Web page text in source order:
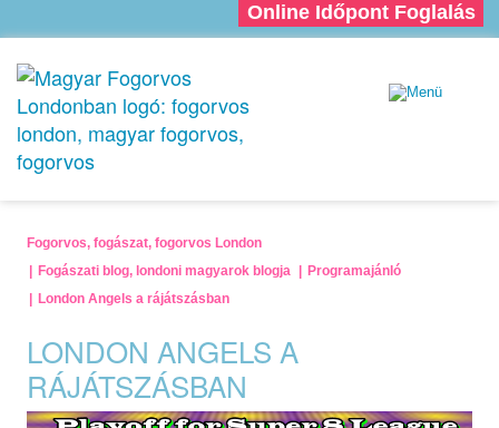
Online Időpont Foglalás
Fogorvos, fogászat, fogorvos London
Fogászati blog, londoni magyarok blogja
Programajánló
London Angels a rájátszásban
LONDON ANGELS A
RÁJÁTSZÁSBAN